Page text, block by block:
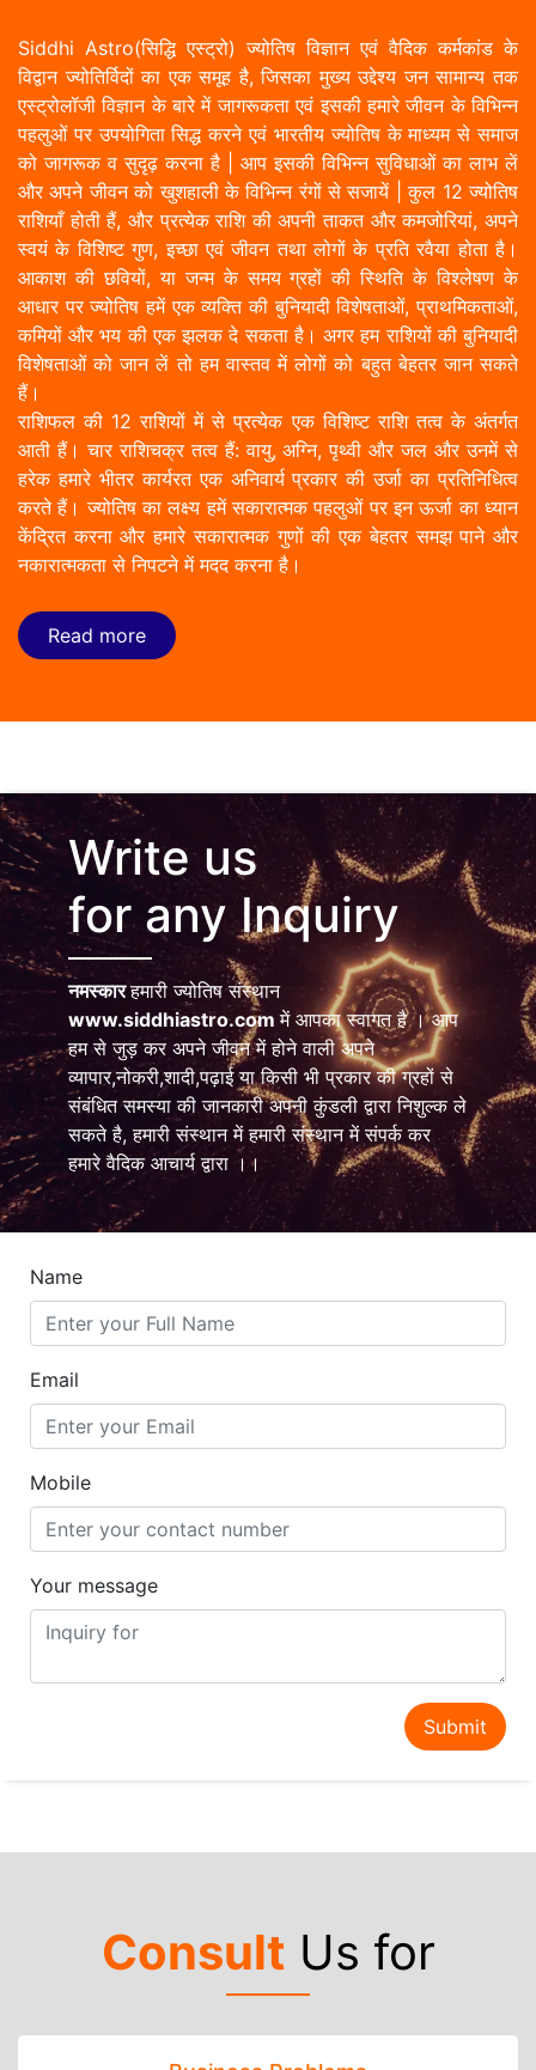
Siddhi Astro(सिद्धि एस्ट्रो) ज्योतिष विज्ञान एवं वैदिक कर्मकांड के
विद्वान ज्योतिर्विदों का एक समूह है, जिसका मुख्य उद्देश्य जन सामान्य तक
एस्ट्रोलॉजी विज्ञान के बारे में जागरूकता एवं इसकी हमारे जीवन के विभिन्न
पहलुओं पर उपयोगिता सिद्ध करने एवं भारतीय ज्योतिष के माध्यम से समाज
को जागरूक व सुदृढ़ करना है | आप इसकी विभिन्न सुविधाओं का लाभ लें
और अपने जीवन को खुशहाली के विभिन्न रंगों से सजायें | कुल 12 ज्योतिष
राशियाँ होती हैं, और प्रत्येक राशि की अपनी ताकत और कमजोरियां, अपने
स्वयं के विशिष्ट गुण, इच्छा एवं जीवन तथा लोगों के प्रति रवैया होता है।
आकाश की छवियों, या जन्म के समय ग्रहों की स्थिति के विश्लेषण के
आधार पर ज्योतिष हमें एक व्यक्ति की बुनियादी विशेषताओं, प्राथमिकताओं,
कमियों और भय की एक झलक दे सकता है। अगर हम राशियों की बुनियादी
विशेषताओं को जान लें तो हम वास्तव में लोगों को बहुत बेहतर जान सकते
हैं।
राशिफल की 12 राशियों में से प्रत्येक एक विशिष्ट राशि तत्व के अंतर्गत
आती हैं। चार राशिचक्र तत्व हैं: वायु, अग्नि, पृथ्वी और जल और उनमें से
हरेक हमारे भीतर कार्यरत एक अनिवार्य प्रकार की उर्जा का प्रतिनिधित्व
करते हैं। ज्योतिष का लक्ष्य हमें सकारात्मक पहलुओं पर इन ऊर्जा का ध्यान
केंद्रित करना और हमारे सकारात्मक गुणों की एक बेहतर समझ पाने और
नकारात्मकता से निपटने में मदद करना है।
Read more
Write us
for any Inquiry
नमस्कारहमारी ज्योतिष संस्थान
www.siddhiastro.comमें आपका स्वागत है । आप
हम से जुड़ कर अपने जीवन में होने वाली अपने
व्यापार,नोकरी,शादी,पढ़ाई या किसी भी प्रकार की ग्रहों से
संबंधित समस्या की जानकारी अपनी कुंडली द्वारा निशुल्क ले
सकते है, हमारी संस्थान में हमारी संस्थान में संपर्क कर
हमारे वैदिक आचार्य द्वारा ।।
Name
Email
Mobile
Your message
Submit
Consult Us for